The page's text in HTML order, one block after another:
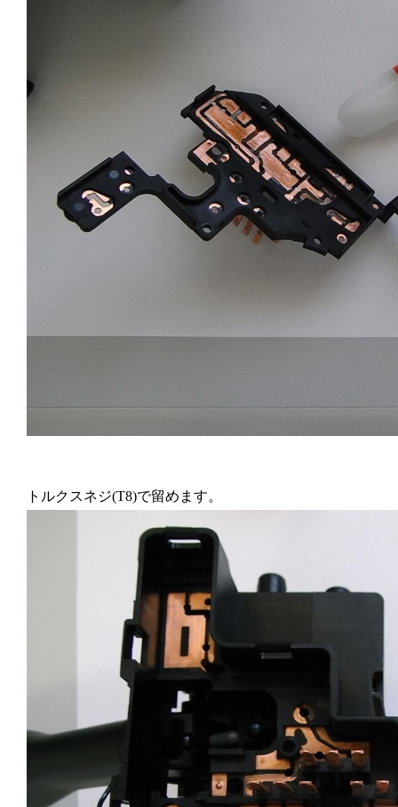
トルクスネジ(T8)で留めます。